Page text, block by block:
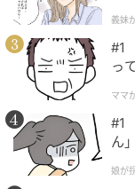
ウーマンエキサイト
■友人は気が
が】
義妹
#1
っ
ママ
#1
ん」
娘が